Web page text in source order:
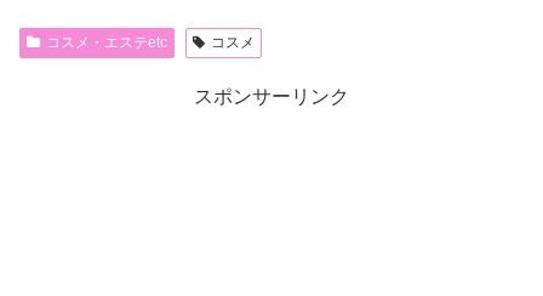
コスメ・エステetc コスメ
スポンサーリンク